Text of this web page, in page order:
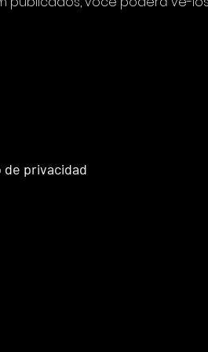
de privacidad